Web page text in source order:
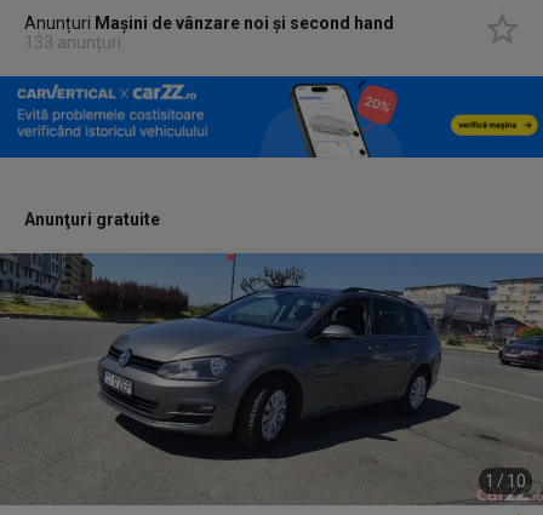
Anunțuri Mașini de vânzare noi și second hand
133 anunțuri
Anunţuri gratuite
1 /10